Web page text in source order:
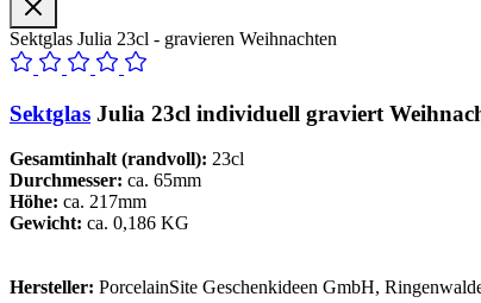
Sektglas Julia 23cl - gravieren Weihnachten
Sektglas Julia 23cl individuell graviert
Gesamtinhalt (randvoll): 23cl
Durchmesser: ca. 65mm
Höhe: ca. 217mm
Gewicht: ca. 0,186 KG
Hersteller: PorcelainSite Geschenkideen GmbH,